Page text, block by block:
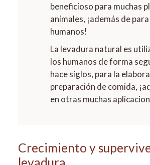
beneficioso para muchas
animales, ¡además de
humanos!
La levadura natural es
los humanos de forma
hace siglos, para la
preparación de comida,
en otras muchas
Crecimiento y